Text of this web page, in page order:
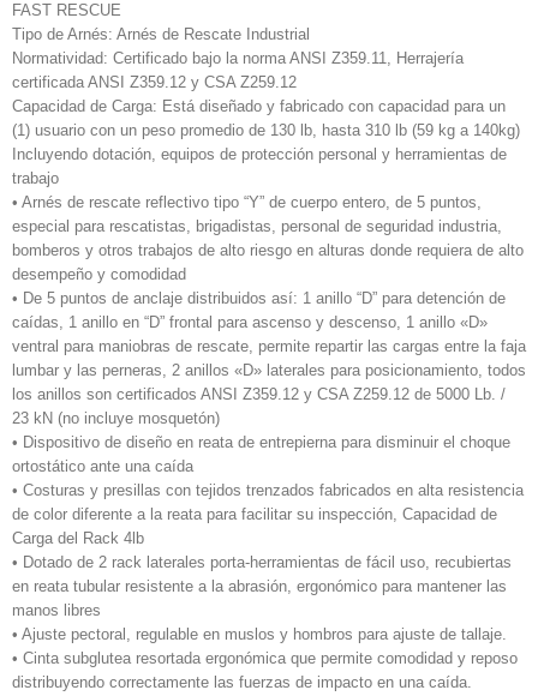
FAST RESCUE
Tipo de Arnés: Arnés de Rescate Industrial
Normatividad: Certificado bajo la norma ANSI Z359.11, Herrajería
certificada ANSI Z359.12 y CSA Z259.12
Capacidad de Carga: Está diseñado y fabricado con capacidad para un
(1) usuario con un peso promedio de 130 lb, hasta 310 lb (59 kg a 140kg)
Incluyendo dotación, equipos de protección personal y herramientas de
trabajo
• Arnés de rescate reflectivo tipo “Y” de cuerpo entero, de 5 puntos,
especial para rescatistas, brigadistas, personal de seguridad industria,
bomberos y otros trabajos de alto riesgo en alturas donde requiera de alto
desempeño y comodidad
• De 5 puntos de anclaje distribuidos así: 1 anillo “D” para detención de
caídas, 1 anillo en “D” frontal para ascenso y descenso, 1 anillo «D»
ventral para maniobras de rescate, permite repartir las cargas entre la faja
lumbar y las perneras, 2 anillos «D» laterales para posicionamiento, todos
los anillos son certificados ANSI Z359.12 y CSA Z259.12 de 5000 Lb. /
23 kN (no incluye mosquetón)
• Dispositivo de diseño en reata de entrepierna para disminuir el choque
ortostático ante una caída
• Costuras y presillas con tejidos trenzados fabricados en alta resistencia
de color diferente a la reata para facilitar su inspección, Capacidad de
Carga del Rack 4lb
• Dotado de 2 rack laterales porta-herramientas de fácil uso, recubiertas
en reata tubular resistente a la abrasión, ergonómico para mantener las
manos libres
• Ajuste pectoral, regulable en muslos y hombros para ajuste de tallaje.
• Cinta subglutea resortada ergonómica que permite comodidad y reposo
distribuyendo correctamente las fuerzas de impacto en una caída.